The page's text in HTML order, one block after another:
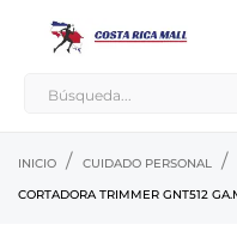
INICIO CUIDADO PERSONAL
CORTADORA TRIMMER GNT512